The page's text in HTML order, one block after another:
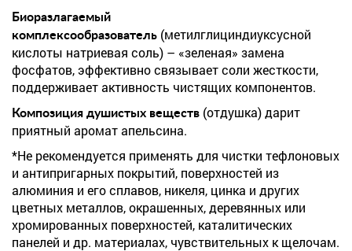
Биоразлагаемый
комплексообразователь (метилглициндиуксусной
кислоты натриевая соль) – «зеленая» замена
фосфатов, эффективно связывает соли жесткости,
поддерживает активность чистящих компонентов.
Композиция душистых веществ (отдушка) дарит
приятный аромат апельсина.
*Не рекомендуется применять для чистки тефлоновых
и антипригарных покрытий, поверхностей из
алюминия и его сплавов, никеля, цинка и других
цветных металлов, окрашенных, деревянных или
хромированных поверхностей, каталитических
панелей и др. материалах, чувствительных к щелочам.